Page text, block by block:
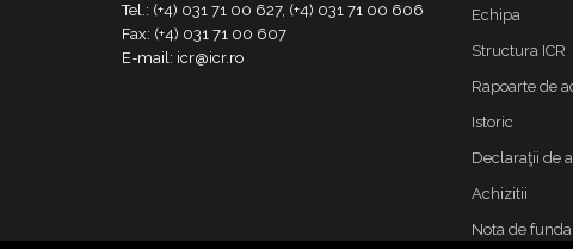
Tel.: (+4) 031 71 00 627, (+4) 031 71 00 606
Fax: (+4) 031 71 00 607
E-mail: icr@icr.ro
Echipa
Structura ICR
Rapoarte de
Istoric
Declaraţii de
Achizitii
Nota de